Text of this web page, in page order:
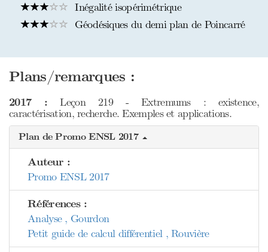
Inégalité isopérimétrique
Géodésiques du demi plan de Poincarré
Plans/remarques :
2017 : Leçon 219 - Extremums : existence,
caractérisation, recherche. Exemples et applications.
Plan de Promo ENSL 2017
Auteur :
Promo ENSL 2017
Références :
Analyse , Gourdon
Petit guide de calcul différentiel , Rouvière